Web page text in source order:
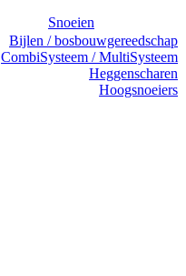
Snoeien
Bijlen / bosbouwgereedschap
CombiSysteem / MultiSysteem
Heggenscharen
Hoogsnoeiers